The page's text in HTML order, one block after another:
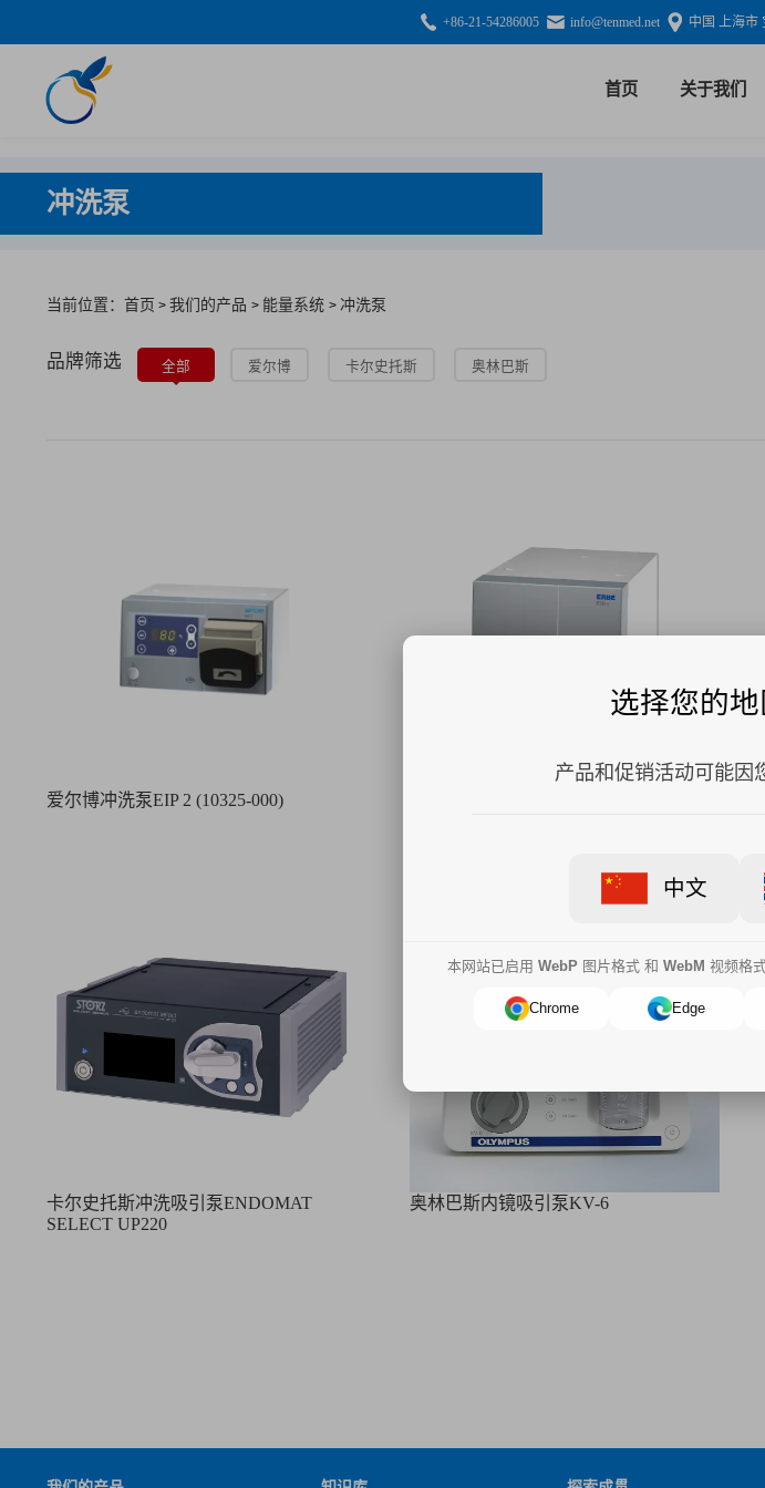
+86-21-54286005 info@tenmed.net 中国 上海市
首页 关于我们
冲洗泵
当前位置：首页 > 我们的产品 > 能量系统 > 冲洗泵
品牌筛选 全部 爱尔博 卡尔史托斯 奥林巴斯
爱尔博冲洗泵EIP 2 (10325-000)
卡尔史托斯冲洗吸引泵ENDOMAT
SELECT UP220
奥林巴斯内镜吸引泵KV-6
选择您的
产品和促销活动可能因
中文
本网站已启用 WebP 图片格式 和 WebM 视频格
Chrome Edge